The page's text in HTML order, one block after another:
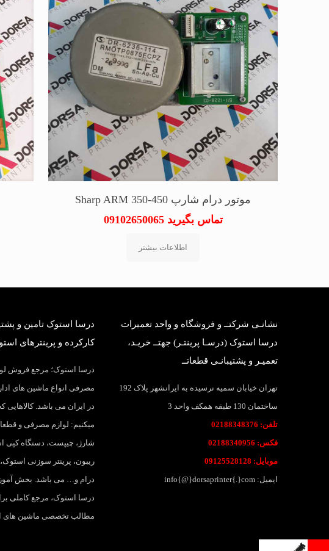
موتور درام شارپ Sharp ARM 350-450
تماس بگیرید 09102650065
اطلاعات بیشتر
نشانـی شرکتــ و فروشگاه و واحد تعمیرات
درسا استوک (درسـا پرینتـر) جهتــ خریـد،
تعمیـر و پشتیبانـی قطعاتــ
تهران خیابان سمیه نرسیده به ایرانشهر پلاک 192
ساختمان 130 طبقه همکف واحد 3
تلفن: 02188348376
فکس: 02188340956
موبایل: 09125528128
ایمیل: info{@}dorsaprinter{.}com
درسا استوک تامین و
کارکرده و پرینترهای
درسا استوک؛ مرجع فروش
مصرفی انواع ماشین های
در ایران می باشد. کالاهایی
میکنیم: لوازم مصرفی و قطعات
شارژ، چیپست، دستگاه کپی
ریبون، پرینتر سوزنی
درام و… می باشد. بخش
درسا استوک، مرجع کاملی
مطالب تخصصی ماشین های